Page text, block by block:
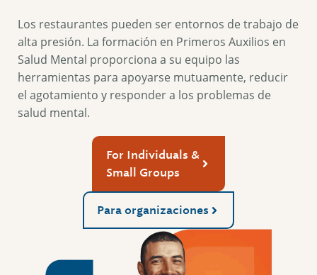
Los restaurantes pueden ser entornos de trabajo de
alta presión. La formación en Primeros Auxilios en
Salud Mental proporciona a su equipo las
herramientas para apoyarse mutuamente, reducir
el agotamiento y responder a los problemas de
salud mental.
For Individuals &
Small Groups
Para organizaciones